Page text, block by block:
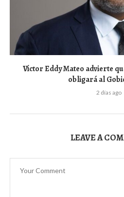
Víctor Eddy Mateo advierte
obligará al
2 días ago
LEAVE A